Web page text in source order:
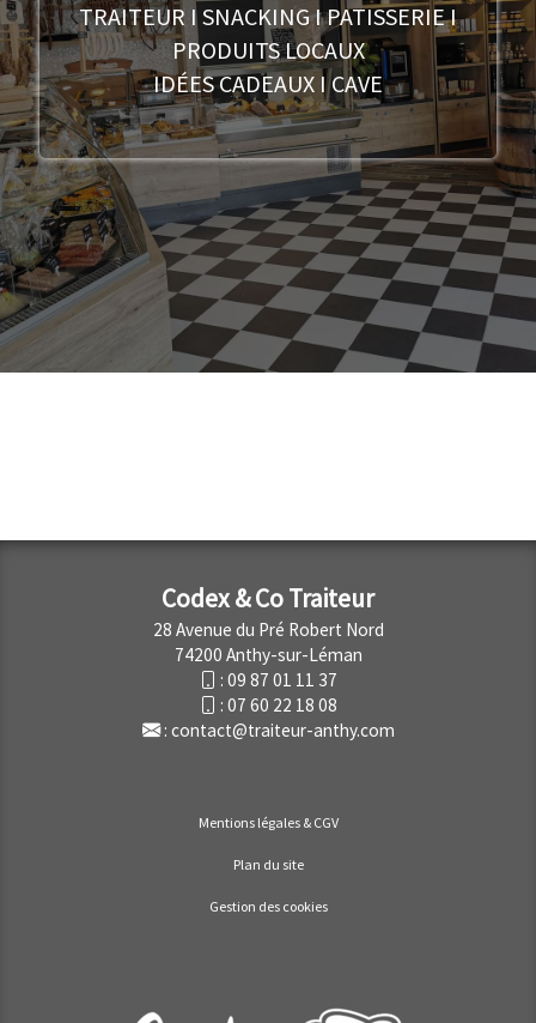
TRAITEUR I SNACKING I PATISSERIE I
PRODUITS LOCAUX
IDÉES CADEAUX I CAVE
Codex & Co Traiteur
28 Avenue du Pré Robert Nord
74200 Anthy-sur-Léman
: 09 87 01 11 37
: 07 60 22 18 08
: contact@traiteur-anthy.com
Mentions légales & CGV
Plan du site
Gestion des cookies